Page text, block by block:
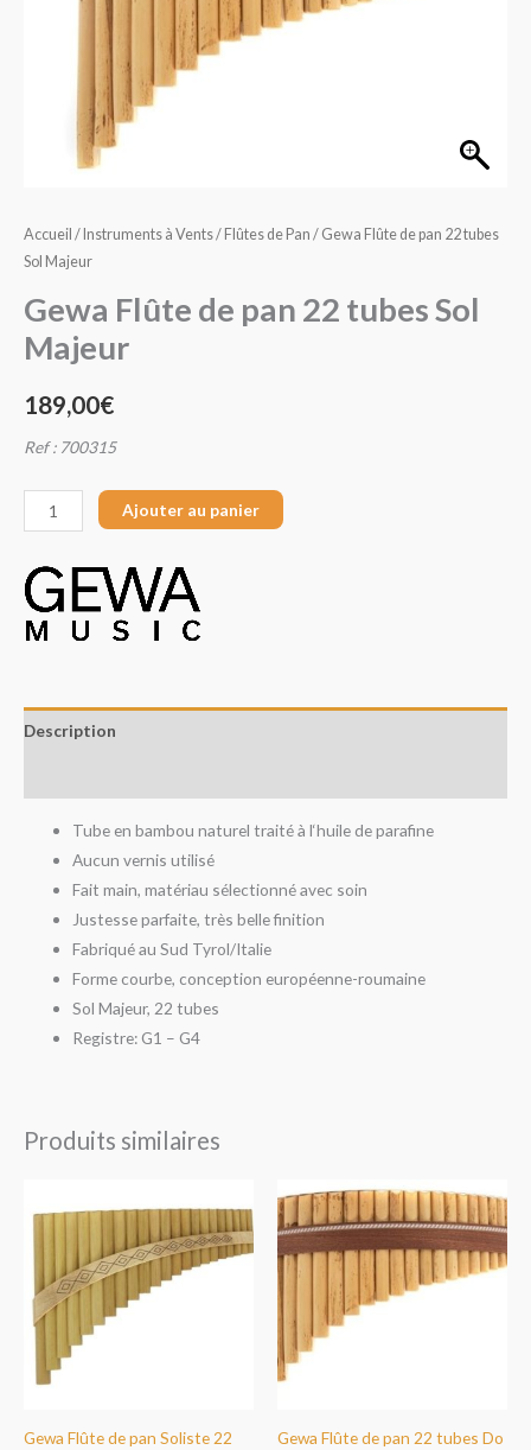
Accueil / Instruments à Vents/ Flûtes de Pan / Gewa Flûte de pan 22 tubes
Sol Majeur
Gewa Flûte de pan 22 tubes Sol
Majeur
189,00€
Ref : 700315
Ajouter au panier
Description
Tube en bambou naturel traité à l‘huile de parafine
Aucun vernis utilisé
Fait main, matériau sélectionné avec soin
Justesse parfaite, très belle finition
Fabriqué au Sud Tyrol/Italie
Forme courbe, conception européenne-roumaine
Sol Majeur, 22 tubes
Registre: G1 – G4
Produits similaires
Gewa Flûte de pan Soliste 22
Gewa Flûte de pan 22 tubes Do